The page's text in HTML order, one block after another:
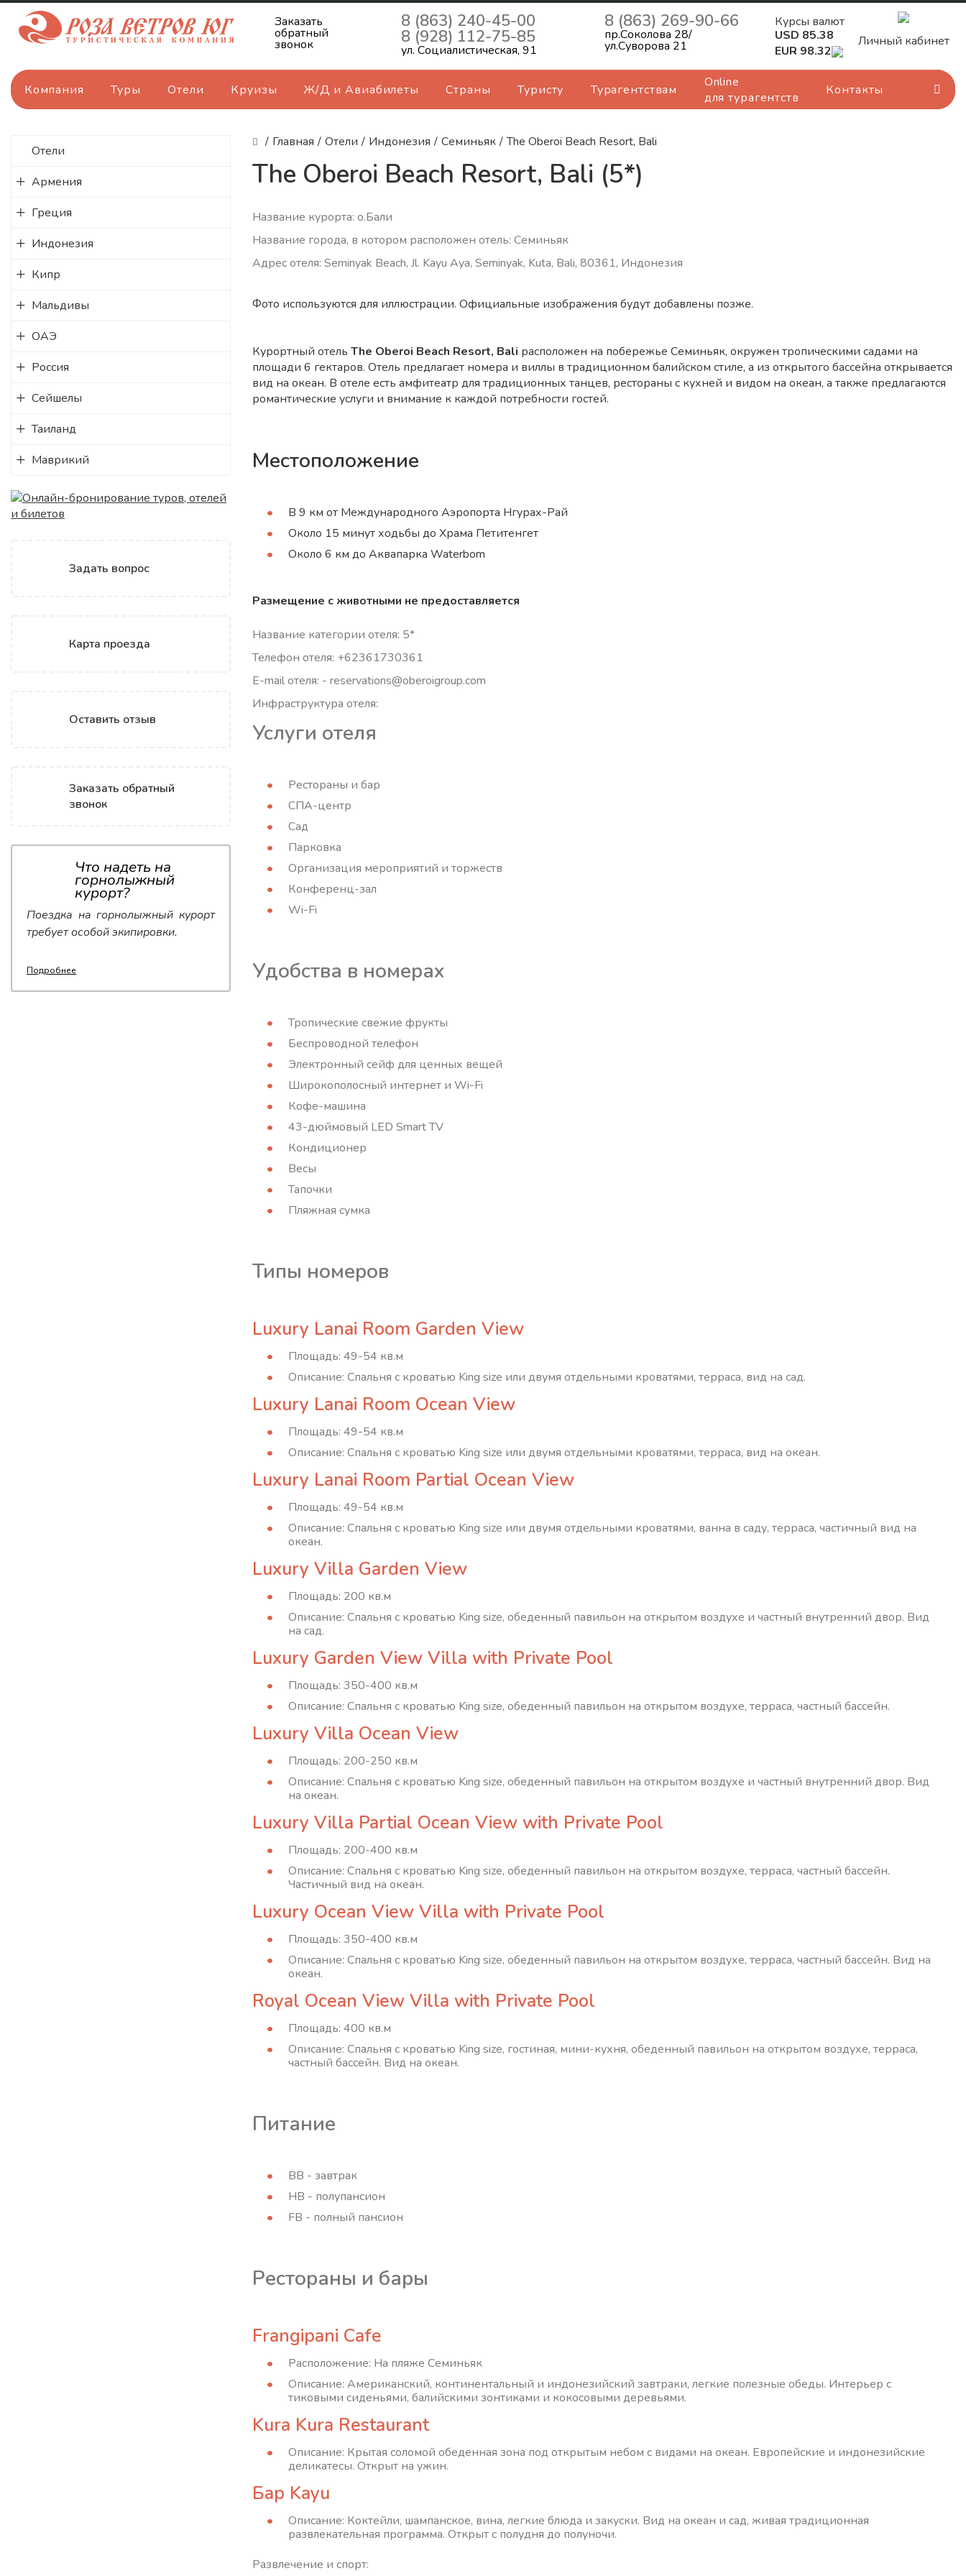
Заказать
обратный
звонок
8 (863) 240-45-00
8 (928) 112-75-85
ул. Социалистическая, 91
8 (863) 269-90-66
пр.Соколова 28/
ул.Суворова 21
Курсы валют
USD 85.38
EUR 98.32
Личный кабинет
Компания Туры Отели Круизы Ж/Д и Авиабилеты Страны Туристу Турагентствам
Online
для турагентств
Контакты
/ Главная / Отели / Индонезия / Семиньяк / The Oberoi Beach Resort, Bali
The Oberoi Beach Resort, Bali (5*)
Отели
Армения
Греция
Индонезия
Кипр
Мальдивы
ОАЭ
Россия
Сейшелы
Таиланд
Маврикий
Задать вопрос
Карта проезда
Оставить отзыв
Заказать обратный
звонок
Что надеть на
горнолыжный
курорт?
Поездка на горнолыжный курорт
требует особой экипировки.
Подробнее
Название курорта: о.Бали
Название города, в котором расположен отель: Семиньяк
Адрес отеля: Seminyak Beach, Jl. Kayu Aya, Seminyak, Kuta, Bali, 80361, Индонезия
Фото используются для иллюстрации. Официальные изображения будут добавлены позже.
Курортный отель The Oberoi Beach Resort, Bali расположен на побережье Семиньяк, окружен тропическими садами на
площади 6 гектаров. Отель предлагает номера и виллы в традиционном балийском стиле, а из открытого бассейна открывается
вид на океан. В отеле есть амфитеатр для традиционных танцев, рестораны с кухней и видом на океан, а также предлагаются
романтические услуги и внимание к каждой потребности гостей.
Местоположение
В 9 км от Международного Аэропорта Нгурах-Рай
Около 15 минут ходьбы до Храма Петитенгет
Около 6 км до Аквапарка Waterbom
Размещение с животными не предоставляется
Название категории отеля: 5*
Телефон отеля: +62361730361
E-mail отеля: - reservations@oberoigroup.com
Инфраструктура отеля:
Услуги отеля
Рестораны и бар
СПА-центр
Сад
Парковка
Организация мероприятий и торжеств
Конференц-зал
Wi-Fi
Удобства в номерах
Тропические свежие фрукты
Беспроводной телефон
Электронный сейф для ценных вещей
Широкополосный интернет и Wi-Fi
Кофе-машина
43-дюймовый LED Smart TV
Кондиционер
Весы
Тапочки
Пляжная сумка
Типы номеров
Luxury Lanai Room Garden View
Площадь: 49-54 кв.м
Описание: Спальня с кроватью King size или двумя отдельными кроватями, терраса, вид на сад.
Luxury Lanai Room Ocean View
Площадь: 49-54 кв.м
Описание: Спальня с кроватью King size или двумя отдельными кроватями, терраса, вид на океан.
Luxury Lanai Room Partial Ocean View
Площадь: 49-54 кв.м
Описание: Спальня с кроватью King size или двумя отдельными кроватями, ванна в саду, терраса, частичный вид на
океан.
Luxury Villa Garden View
Площадь: 200 кв.м
Описание: Спальня с кроватью King size, обеденный павильон на открытом воздухе и частный внутренний двор. Вид
на сад.
Luxury Garden View Villa with Private Pool
Площадь: 350-400 кв.м
Описание: Спальня с кроватью King size, обеденный павильон на открытом воздухе, терраса, частный бассейн.
Luxury Villa Ocean View
Площадь: 200-250 кв.м
Описание: Спальня с кроватью King size, обеденный павильон на открытом воздухе и частный внутренний двор. Вид
на океан.
Luxury Villa Partial Ocean View with Private Pool
Площадь: 200-400 кв.м
Описание: Спальня с кроватью King size, обеденный павильон на открытом воздухе, терраса, частный бассейн.
Частичный вид на океан.
Luxury Ocean View Villa with Private Pool
Площадь: 350-400 кв.м
Описание: Спальня с кроватью King size, обеденный павильон на открытом воздухе, терраса, частный бассейн. Вид на
океан.
Royal Ocean View Villa with Private Pool
Площадь: 400 кв.м
Описание: Спальня с кроватью King size, гостиная, мини-кухня, обеденный павильон на открытом воздухе, терраса,
частный бассейн. Вид на океан.
Питание
BB - завтрак
HB - полупансион
FB - полный пансион
Рестораны и бары
Frangipani Cafe
Расположение: На пляже Семиньяк
Описание: Американский, континентальный и индонезийский завтраки, легкие полезные обеды. Интерьер с
тиковыми сиденьями, балийскими зонтиками и кокосовыми деревьями.
Kura Kura Restaurant
Описание: Крытая соломой обеденная зона под открытым небом с видами на океан. Европейские и индонезийские
деликатесы. Открыт на ужин.
Бар Kayu
Описание: Коктейли, шампанское, вина, легкие блюда и закуски. Вид на океан и сад, живая традиционная
развлекательная программа. Открыт с полудня до полуночи.
Развлечение и спорт: